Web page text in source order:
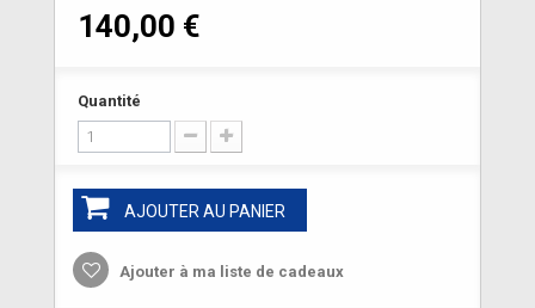
140,00 €
Quantité
AJOUTER AU PANIER
Ajouter à ma liste de cadeaux